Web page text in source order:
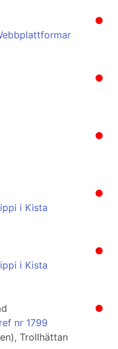
●
●
●
●
i Kista
●
i Kista
●
nr 1799
Trollhättan